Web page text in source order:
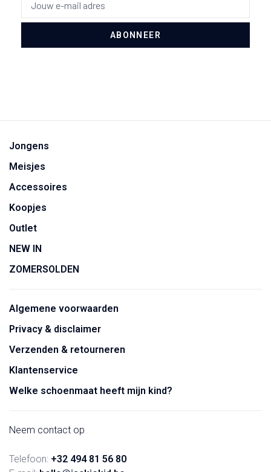
ABONNEER
Jongens
Meisjes
Accessoires
Koopjes
Outlet
NEW IN
ZOMERSOLDEN
Algemene voorwaarden
Privacy & disclaimer
Verzenden & retourneren
Klantenservice
Welke schoenmaat heeft mijn kind?
Neem contact op
Telefoon: +32 494 81 56 80